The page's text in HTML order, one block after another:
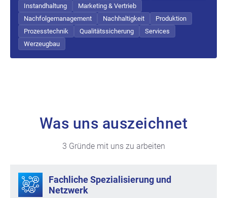
Instandhaltung
Marketing & Vertrieb
Nachfolgemanagement
Nachhaltigkeit
Produktion
Prozesstechnik
Qualitätssicherung
Services
Werzeugbau
Was uns auszeichnet
3 Gründe mit uns zu arbeiten
Fachliche Spezialisierung und
Netzwerk